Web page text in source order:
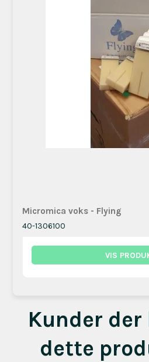
Micromica voks - Flying
40-1306100
VIS
Kunder
dette